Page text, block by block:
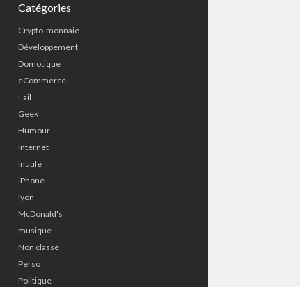
Catégories
Crypto-monnaie
Développement
Domotique
eCommerce
Fail
Geek
Humour
Internet
Inutile
iPhone
lyon
McDonald's
musique
Non classé
Perso
Politique